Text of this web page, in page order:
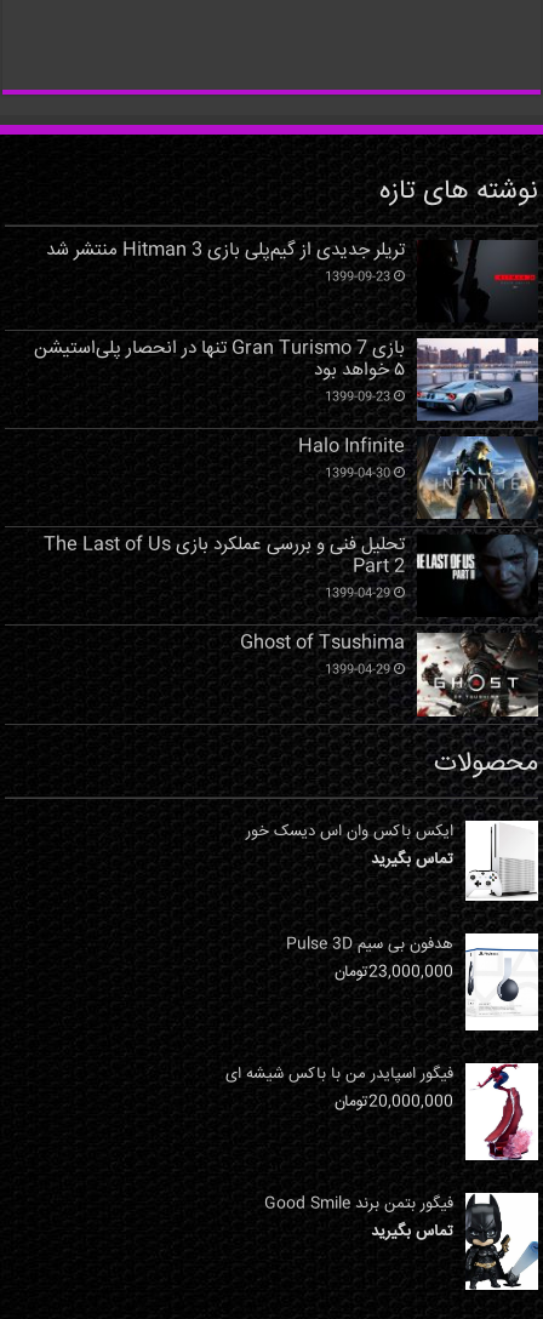
نوشته های تازه
تریلر جدیدی از گیم‌پلی بازی Hitman 3 منتشر شد
1399-09-23
بازی Gran Turismo 7 تنها در انحصار پلی‌استیشن
۵ خواهد بود
1399-09-23
Halo Infinite
1399-04-30
تحلیل فنی و بررسی عملکرد بازی The Last of Us
Part 2
1399-04-29
Ghost of Tsushima
1399-04-29
محصولات
ایکس باکس وان اس دیسک خور
تماس بگیرید
هدفون بی سیم Pulse 3D
23,000,000تومان
فیگور اسپایدر من با باکس شیشه ای
20,000,000تومان
فیگور بتمن برند Good Smile
تماس بگیرید